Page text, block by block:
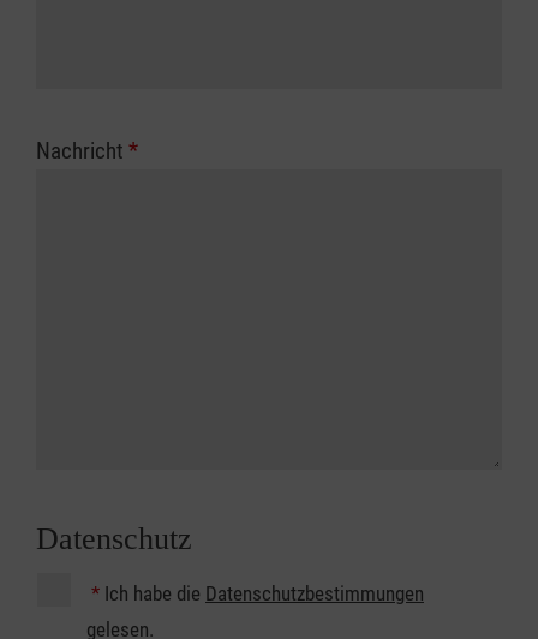
Nachricht *
Datenschutz
* Ich habe die Datenschutzbestimmungen
gelesen.